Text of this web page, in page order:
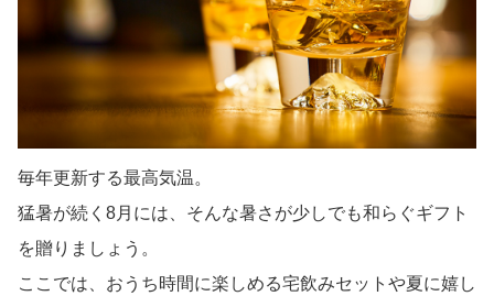
毎年更新する最高気温。
猛暑が続く8月には、そんな暑さが少しでも和らぐギフト
を贈りましょう。
ここでは、おうち時間に楽しめる宅飲みセットや夏に嬉し